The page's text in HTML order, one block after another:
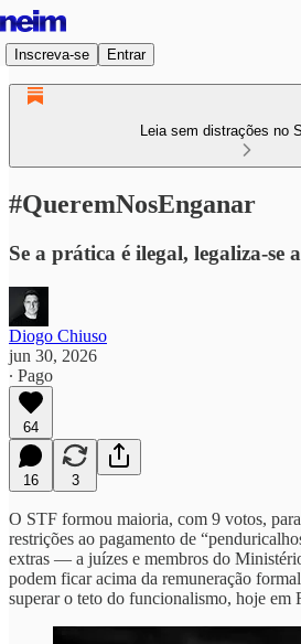
Inscreva-se Entrar
Leia sem distrações no
#QueremNosEnganar
Se a prática é ilegal, legaliza-se
Diogo Chiuso
jun 30, 2026
∙ Pago
64
16 3
O STF formou maioria, com 9 votos,
restrições ao pagamento de
extras — a juízes e membros do
podem ficar acima da remuneração
superar o teto do funcionalismo, hoje em